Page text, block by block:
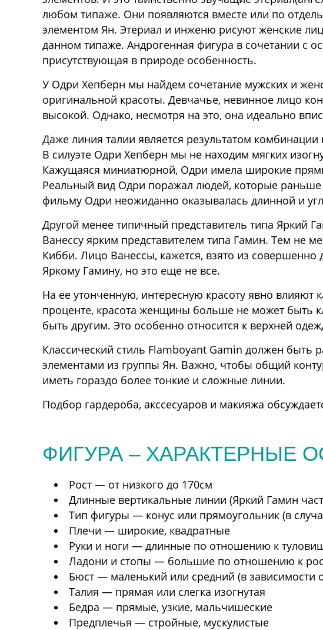
любом типаже. Они появляются вместе или по
элементом Ян. Этериал и инженю рисуют женские
данном типаже. Андрогенная фигура в сочетании с
присутствующая в природе особенность.
У Одри Хепберн мы найдем сочетание мужских и
оригинальной красоты. Девчачье, невинное лицо
высокой. Однако, несмотря на это, она идеально
Даже линия талии является результатом
В силуэте Одри Хепберн мы не находим мягких
Кажущаяся миниатюрной, Одри имела широкие
Реальный вид Одри поражал людей, которые
фильму Одри неожиданно оказывалась длинной и
Другой менее типичный представитель типа Яркий
Ванессу ярким представителем типа Гамин. Тем не
Кибби. Лицо Ванессы, кажется, взято из совершенно
Яркому Гамину, но это еще не все.
На ее утонченную, интересную красоту явно влияют
проценте, красота женщины больше не может быть
быть другим. Это особенно относится к верхней
Классический стиль Flamboyant Gamin должен
элементами из группы Ян. Важно, чтобы общий
иметь гораздо более тонкие и сложные линии.
Подбор гардероба, акссесуаров и макияжа
ФИГУРА – ХАРАКТЕРНЫЕ
Рост — от низкого до 170см
Длинные вертикальные линии (Яркий Гамин
Тип фигуры — конус или прямоугольник (в
Плечи — широкие, квадратные
Руки и ноги — длинные по отношению к
Ладони и стопы — большие по отношению к
Бюст — маленький или средний (в зависимости
Талия — прямая или слегка изогнутая
Бедра — прямые, узкие, мальчишеские
Предплечья — стройные, мускулистые